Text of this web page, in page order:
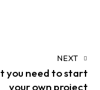
NEXT
you need to start
your own project